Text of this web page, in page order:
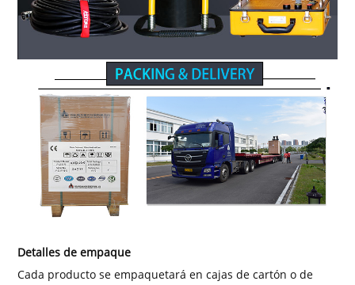
Detalles de empaque
Cada producto se empaquetará en cajas de cartón o de